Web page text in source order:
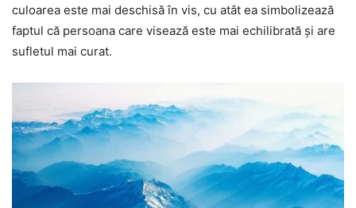
culoarea este mai deschisă în vis, cu atât ea simbolizează
faptul că persoana care visează este mai echilibrată și are
sufletul mai curat.